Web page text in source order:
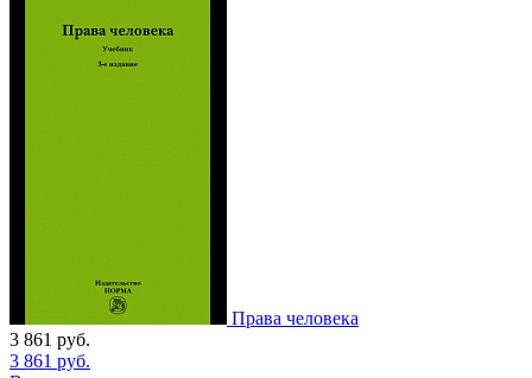
Права человека
3 861 руб.
3 861 руб.